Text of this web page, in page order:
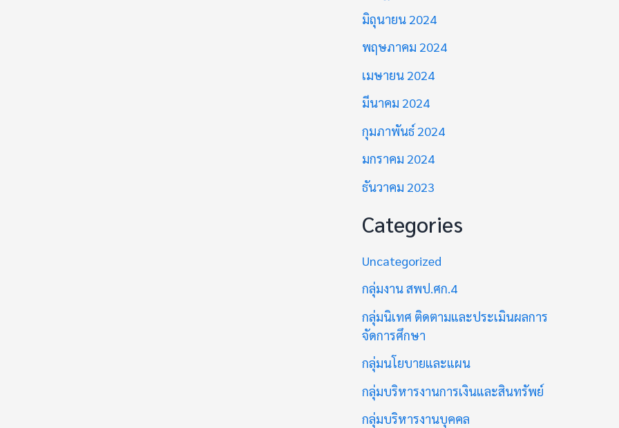
มิถุนายน 2024
พฤษภาคม 2024
เมษายน 2024
มีนาคม 2024
กุมภาพันธ์ 2024
มกราคม 2024
ธันวาคม 2023
Categories
Uncategorized
กลุ่มงาน สพป.ศก.4
กลุ่มนิเทศ ติดตามและประเมินผลการ
จัดการศึกษา
กลุ่มนโยบายและแผน
กลุ่มบริหารงานการเงินและสินทรัพย์
กลุ่มบริหารงานบุคคล